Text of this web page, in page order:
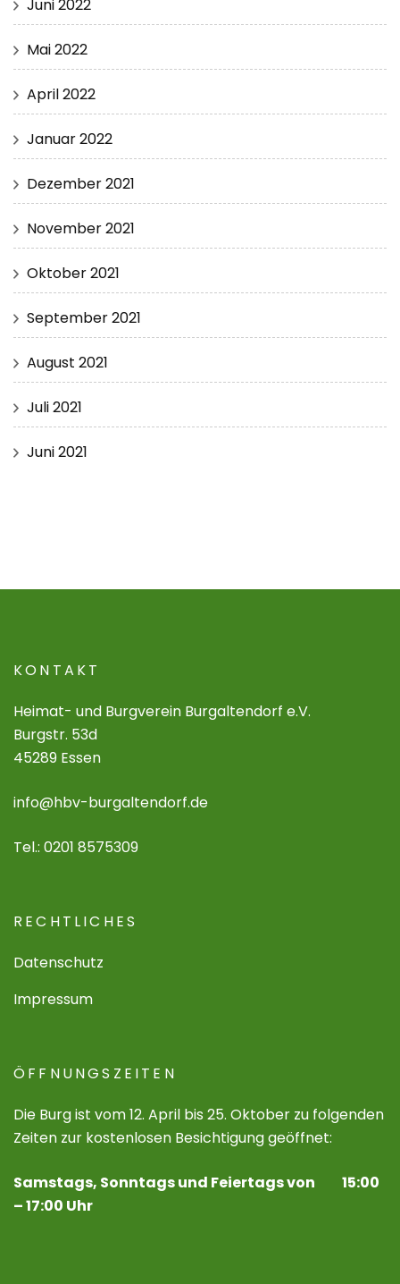
Juni 2022
Mai 2022
April 2022
Januar 2022
Dezember 2021
November 2021
Oktober 2021
September 2021
August 2021
Juli 2021
Juni 2021
KONTAKT
Heimat- und Burgverein Burgaltendorf e.V.
Burgstr. 53d
45289 Essen
info@hbv-burgaltendorf.de
Tel.: 0201 8575309
RECHTLICHES
Datenschutz
Impressum
ÖFFNUNGSZEITEN
Die Burg ist vom 12. April bis 25. Oktober zu folgenden
Zeiten zur kostenlosen Besichtigung geöffnet:
Samstags, Sonntags und Feiertags von 15:00
– 17:00 Uhr